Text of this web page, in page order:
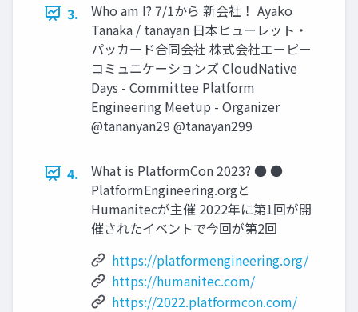
3.
Who am I? 7/1から 新会社！ Ayako
Tanaka / tanayan 日本ヒューレット・
パッカード合同会社 株式会社エーピー
コミュニケーションズ CloudNative
Days - Committee Platform
Engineering Meetup - Organizer
@tananyan29 @tanayan299
4.
What is PlatformCon 2023? ● ●
PlatformEngineering.orgと
Humanitecが主催 2022年に第1回が開
催されたイベントで今回が第2回
https://platformengineering.org/
https://humanitec.com/
https://2022.platformcon.com/